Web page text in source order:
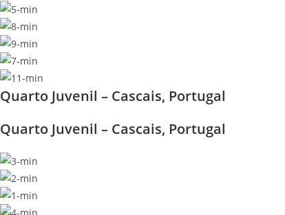
Quarto Juvenil – Cascais, Portugal
Quarto Juvenil – Cascais, Portugal